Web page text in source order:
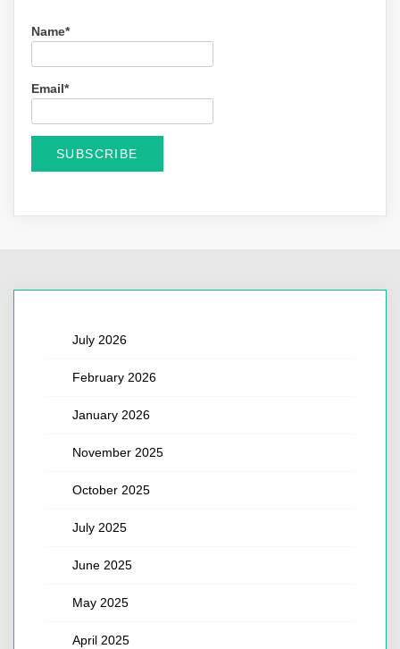
Name*
Email*
July 2026
February 2026
January 2026
November 2025
October 2025
July 2025
June 2025
May 2025
April 2025